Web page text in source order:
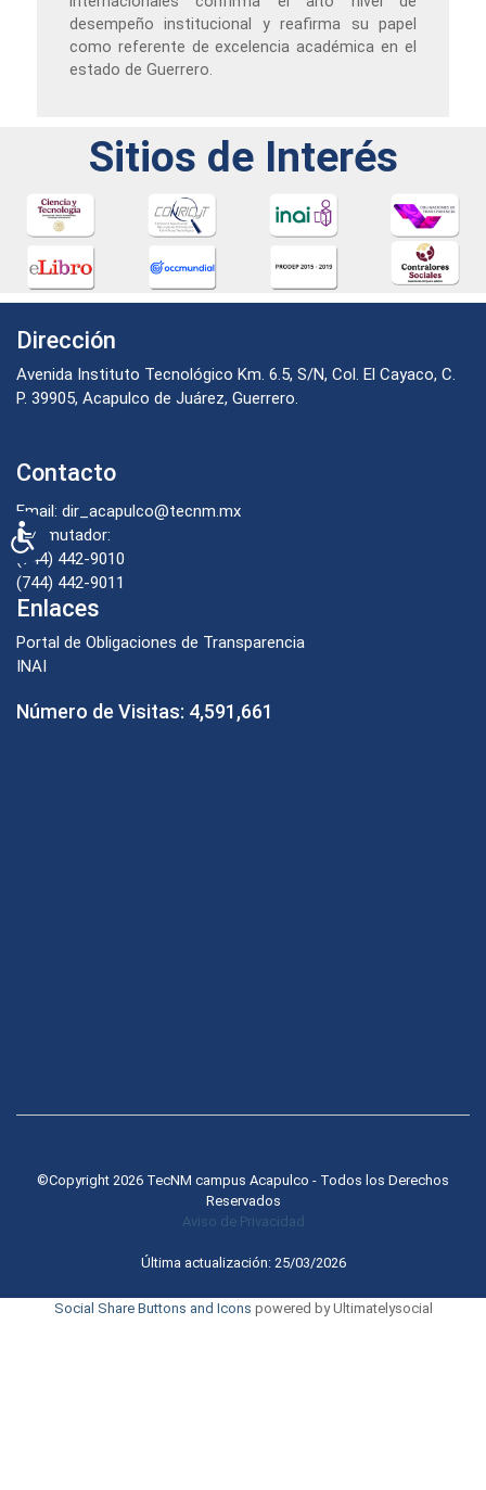
Accesibilidad
desempeño institucional y reafirma su papel
como referente de excelencia académica en el
estado de Guerrero.
Sitios de Interés
Dirección
Avenida Instituto Tecnológico Km. 6.5, S/N, Col. El Cayaco, C.
P. 39905, Acapulco de Juárez, Guerrero.
Contacto
Email: dir_acapulco@tecnm.mx
Conmutador:
(744) 442-9010
(744) 442-9011
Enlaces
Portal de Obligaciones de Transparencia
INAI
Número de Visitas: 4,591,661
©Copyright 2026 TecNM campus Acapulco - Todos los Derechos
Reservados
Aviso de Privacidad
Última actualización: 25/03/2026
Social Share Buttons and Icons powered by Ultimatelysocial